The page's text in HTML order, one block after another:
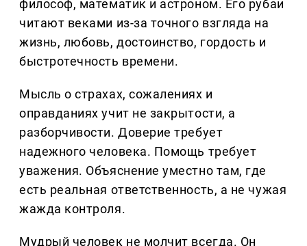
философ, математик и астроном. Его рубаи
читают веками из-за точного взгляда на
жизнь, любовь, достоинство, гордость и
быстротечность времени.
Мысль о страхах, сожалениях и
оправданиях учит не закрытости, а
разборчивости. Доверие требует
надежного человека. Помощь требует
уважения. Объяснение уместно там, где
есть реальная ответственность, а не чужая
жажда контроля.
Мудрый человек не молчит всегда. Он